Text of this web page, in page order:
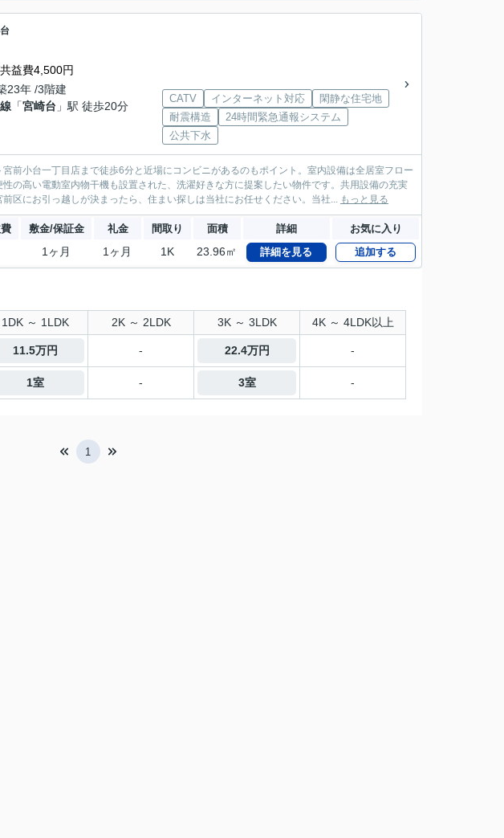
益費4,500円
23年 /3階建
「宮崎台 」駅 徒歩20分
CATV インターネット対応
閑静な住宅地
耐震構造
24時間緊急通報システム
公共下水
前小台一丁目店まで徒歩6分と近場にコンビニがあるのもポイント。室内設備は全居室フロー
の高い電動室内物干機も設置された、洗濯好きな方に提案したい物件です。共用設備の充実
区にお引っ越しが決まったら、住まい探しは当社にお任せください。当社... もっと見る
敷金/保証金 礼金 間取り 面積 詳細 お気に入り
1ヶ月 1ヶ月 1K 23.96㎡ 詳細を見る 追加する
1DK ～ 1LDK 2K ～ 2LDK 3K ～ 3LDK 4K ～ 4LDK以上
11.5万円 - 22.4万円 -
1室 - 3室 -
1